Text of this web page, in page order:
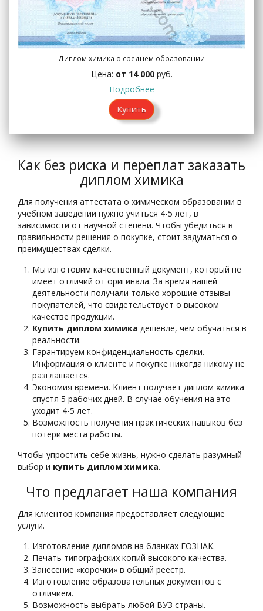
Диплом химика о среднем образовании
Цена: от 14 000руб.
Подробнее
Купить
Как без риска и переплат заказать
диплом химика
Для получения аттестата о химическом образовании в
учебном заведении нужно учиться 4-5 лет, в
зависимости от научной степени. Чтобы убедиться в
правильности решения о покупке, стоит задуматься о
преимуществах сделки.
Мы изготовим качественный документ, который не
имеет отличий от оригинала. За время нашей
деятельности получали только хорошие отзывы
покупателей, что свидетельствует о высоком
качестве продукции.
Купить диплом химика дешевле, чем обучаться в
реальности.
Гарантируем конфиденциальность сделки.
Информация о клиенте и покупке никогда никому не
разглашается.
Экономия времени. Клиент получает диплом химика
спустя 5 рабочих дней. В случае обучения на это
уходит 4-5 лет.
Возможность получения практических навыков без
потери места работы.
Чтобы упростить себе жизнь, нужно сделать разумный
выбор и купить диплом химика.
Что предлагает наша компания
Для клиентов компания предоставляет следующие
услуги.
Изготовление дипломов на бланках ГОЗНАК.
Печать типографских копий высокого качества.
Занесение «корочки» в общий реестр.
Изготовление образовательных документов с
отличием.
Возможность выбрать любой ВУЗ страны.